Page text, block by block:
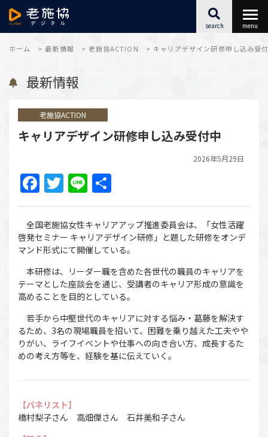
最新情報
福祉施設SX
キャリアアップ
アーカイブ
search menu
ホーム > 最新情報 > 老施協ACTION > キャリアデザイン研修申し込み受
最新情報
老施協ACTION
キャリアデザイン研修申し込み受付中
2026年5月29日
Facebook
Twitter
Line
有
全国老施協女性キャリアアップ推進委員会は、「女性活躍
啓発セミナー キャリアデザイン研修」と題した研修をオンデ
マンド形式にて開催している。
本研修は、リーダー職を含めた各世代の職員のキャリアを
テーマとした座談会を通じ、受講者のキャリア形成の意識を
高めることを目的としている。
若手から中堅世代のキャリアに対する悩み・葛藤を解決す
るため、3名の現場職員を招いて、困難を乗り越えた工夫やや
りがい、ライフイベントや仕事への向き合い方、成長するた
めの考え方等を、経験を基に伝えていく。
【パネリスト】
橋村梨子さん 高畑傑さん 石井美和子さん